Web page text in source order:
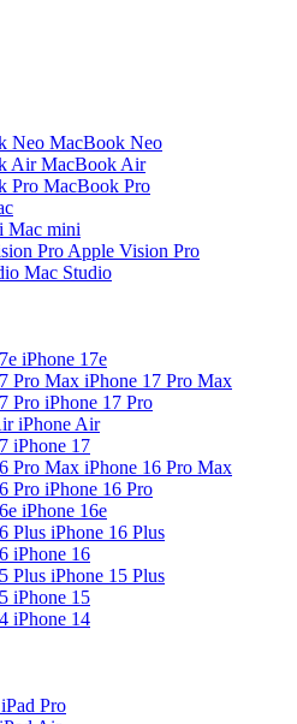
MacBook Neo
MacBook Air
MacBook Pro
Mac mini
Apple Vision Pro
Mac Studio
iPhone 17e
iPhone 17 Pro Max
iPhone 17 Pro
iPhone Air
iPhone 17
iPhone 16 Pro Max
iPhone 16 Pro
iPhone 16e
iPhone 16 Plus
iPhone 16
iPhone 15 Plus
iPhone 15
iPhone 14
iPad Pro